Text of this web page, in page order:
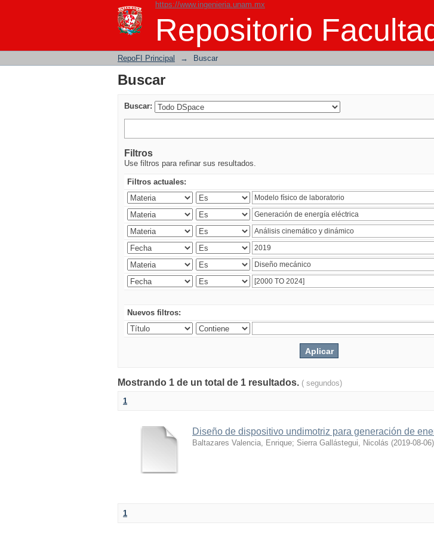
https://www.ingenieria.unam.mx
Repositorio
Buscar
RepoFI Principal → Buscar
Buscar
Buscar:
Filtros
Use filtros para refinar sus resultados.
Filtros actuales:
Nuevos filtros:
Mostrando 1 de un total de 1 resultados. ( segundos)
1
Diseño de dispositivo undimotriz para generación de
Baltazares Valencia, Enrique; Sierra Gallástegui, Nicolás (2019-08-06)
1